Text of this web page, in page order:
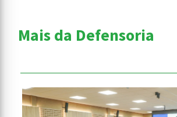
Mais da Defensoria